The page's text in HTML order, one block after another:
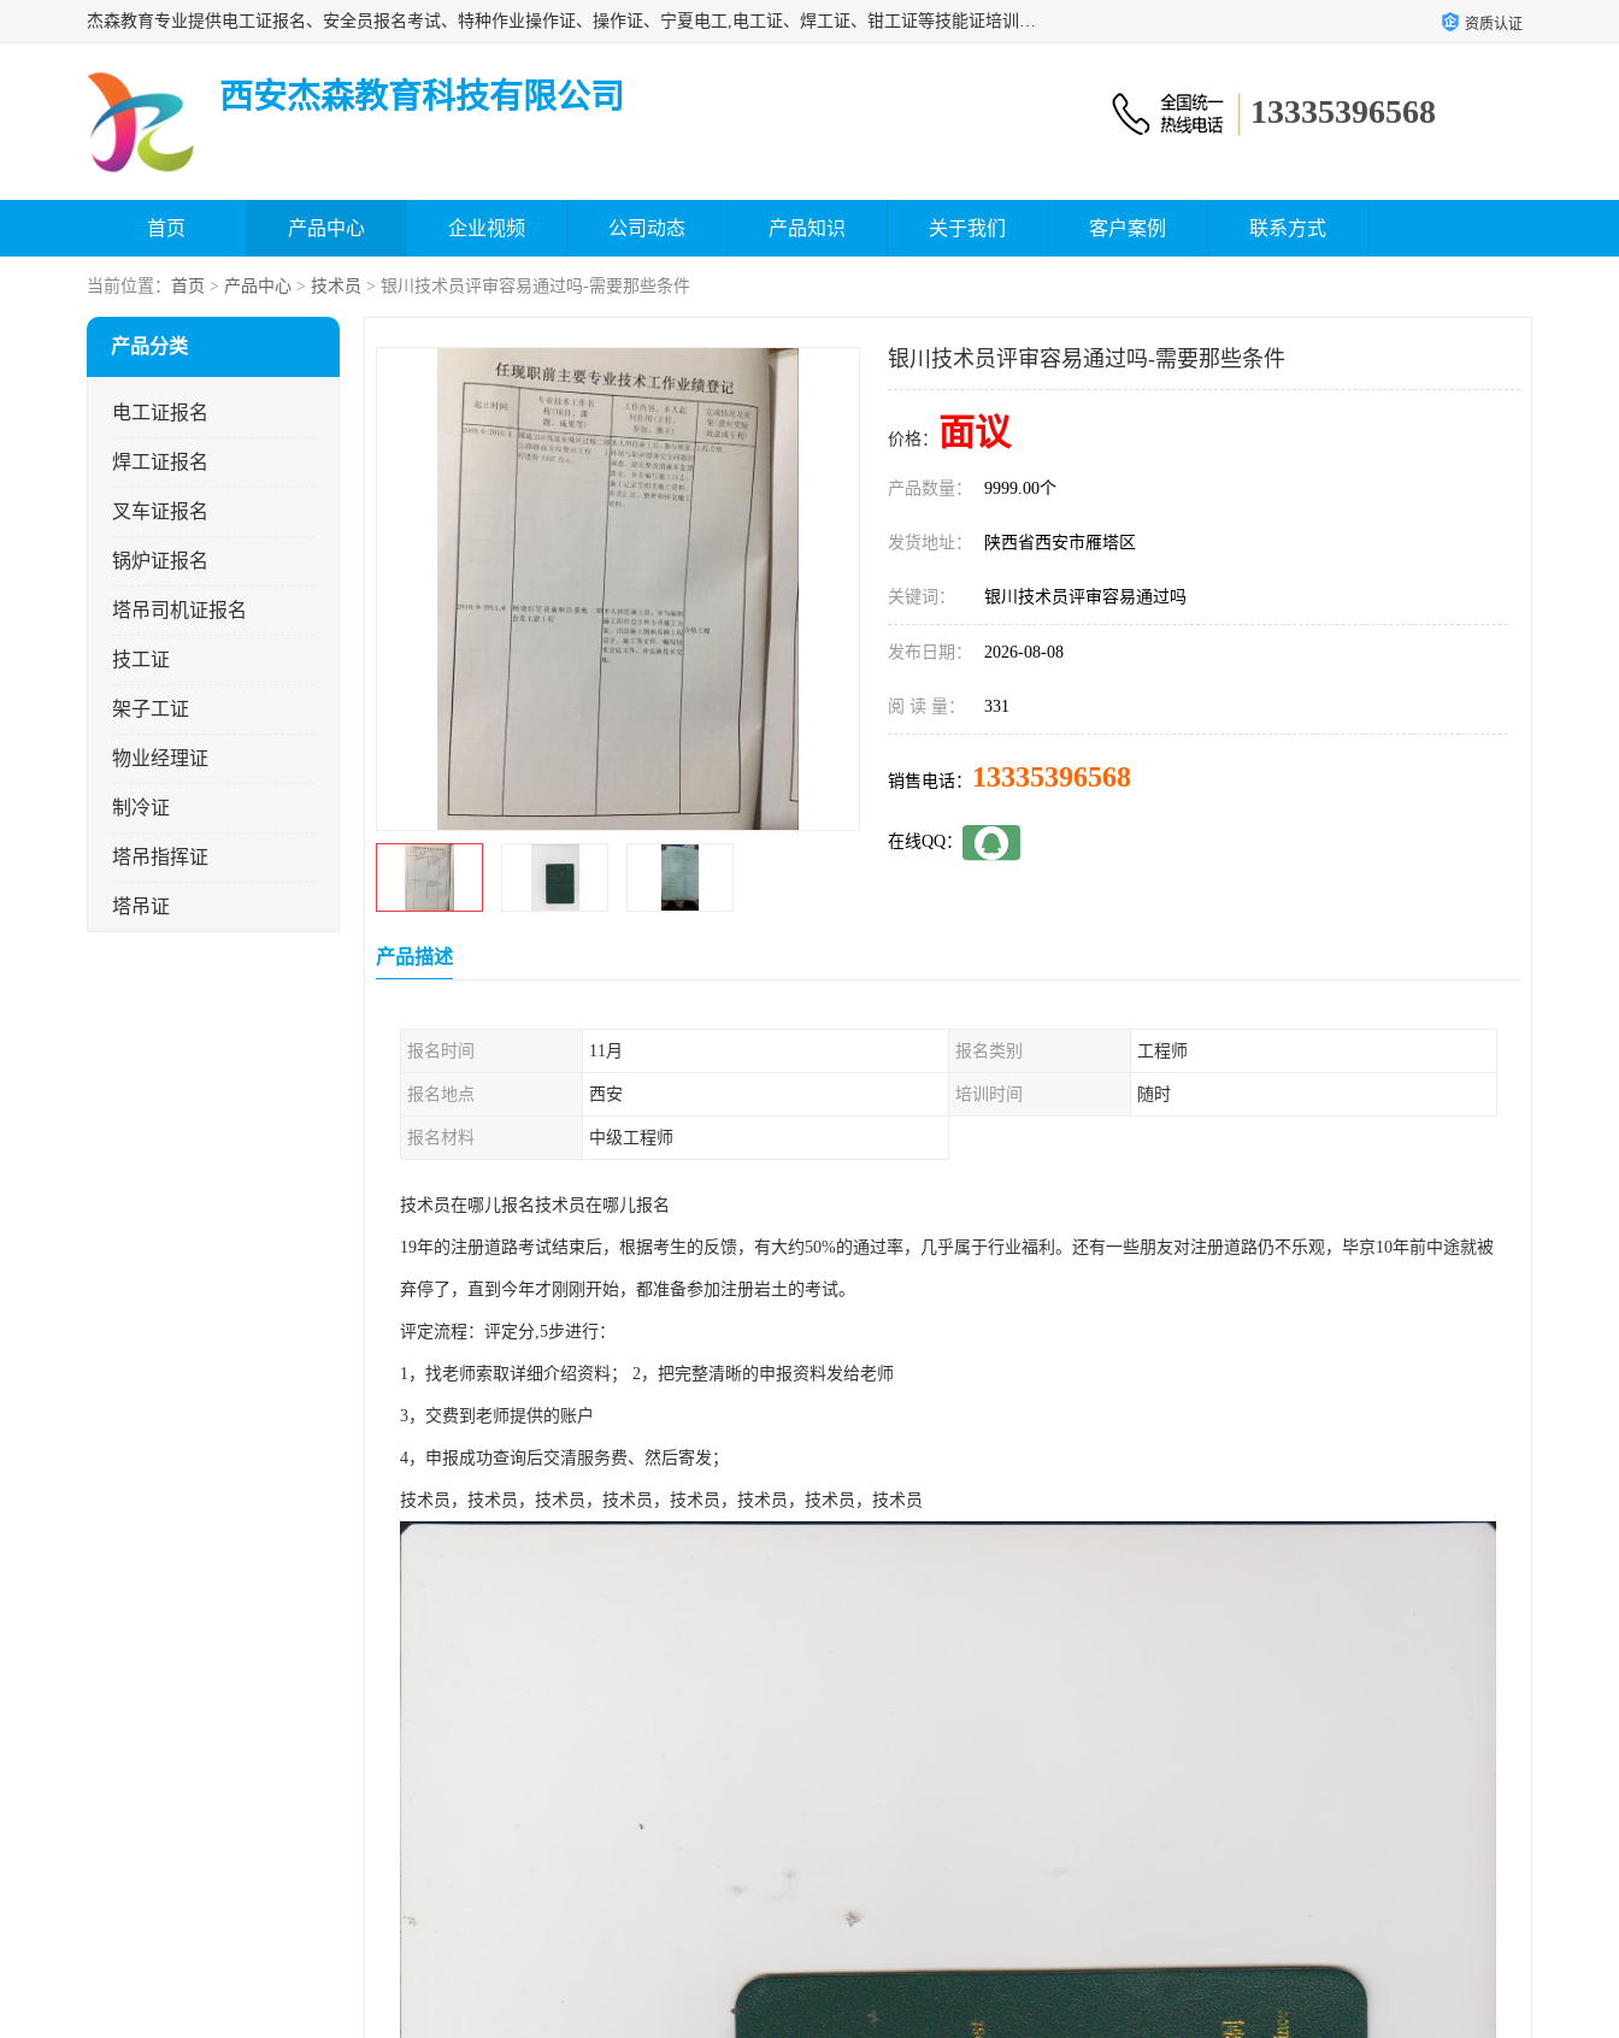
杰森教育专业提供电工证报名、安全员报名考试、特种作业操作证、操作证、宁夏电工,电工证、焊工证、钳工证等技能证培训课程。 资质认证
西安杰森教育科技有限公司 13335396568
首页 产品中心 企业视频 公司动态 产品知识 关于我们 客户案例 联系方式
当前位置： 首页 > 产品中心 > 技术员 > 银川技术员评审容易通过吗-需要那些条件
产品分类
电工证报名
焊工证报名
叉车证报名
锅炉证报名
塔吊司机证报名
技工证
架子工证
物业经理证
制冷证
塔吊指挥证
塔吊证
银川技术员评审容易通过吗-需要那些条件
价格： 面议
产品数量： 9999.00个
发货地址： 陕西省西安市雁塔区
关键词： 银川技术员评审容易通过吗
发布日期： 2026-08-08
阅 读 量： 331
销售电话： 13335396568
在线QQ：
产品描述
报名时间 11月 报名类别 工程师
报名地点 西安 培训时间 随时
报名材料 中级工程师
技术员在哪儿报名技术员在哪儿报名
19年的注册道路考试结束后，根据考生的反馈，有大约50%的通过率，几乎属于行业福利。还有一些朋友对注册道路仍不乐观，毕京10年前中途就被
弃停了，直到今年才刚刚开始，都准备参加注册岩土的考试。
评定流程：评定分,5步进行：
1，找老师索取详细介绍资料； 2，把完整清晰的申报资料发给老师
3，交费到老师提供的账户
4，申报成功查询后交清服务费、然后寄发；
技术员，技术员，技术员，技术员，技术员，技术员，技术员，技术员